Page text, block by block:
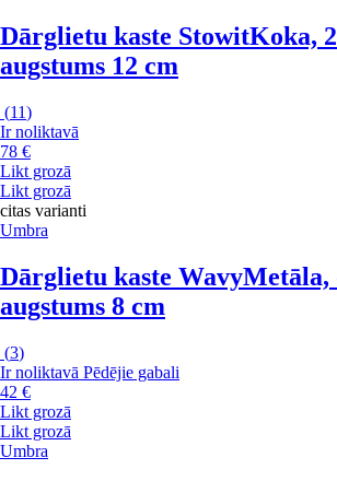
Dārglietu kaste StowitKoka,
augstums 12 cm
(11)
Ir noliktavā
78 €
Likt grozā
Likt grozā
citas varianti
Umbra
Dārglietu kaste WavyMetāla,
augstums 8 cm
(3)
Ir noliktavā Pēdējie gabali
42 €
Likt grozā
Likt grozā
Umbra